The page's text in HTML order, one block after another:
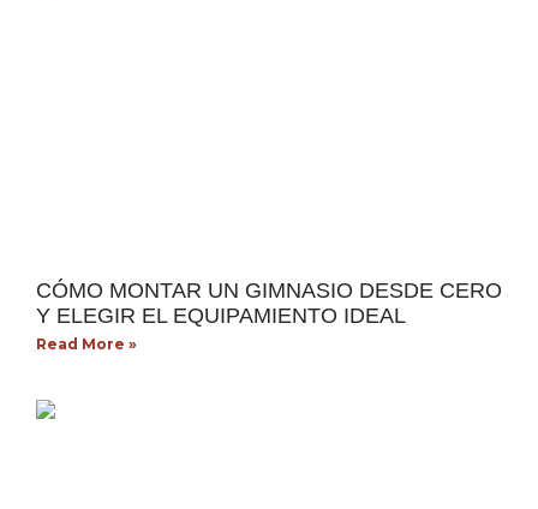
CÓMO MONTAR UN GIMNASIO DESDE CERO
Y ELEGIR EL EQUIPAMIENTO IDEAL
Read More »